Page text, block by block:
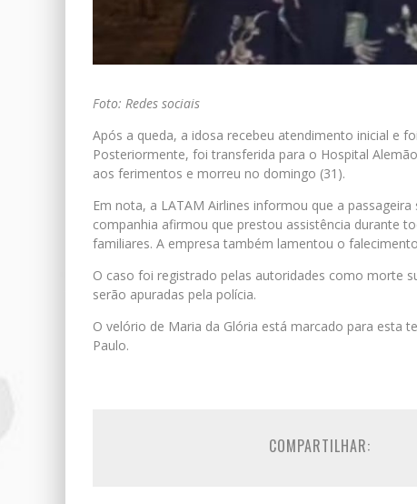
Foto: Redes sociais
Após a queda, a idosa recebeu atendimento inicial e
Posteriormente, foi transferida para o Hospital
aos ferimentos e morreu no domingo (31).
Em nota, a LATAM Airlines informou que a
companhia afirmou que prestou assistência durante
familiares. A empresa também lamentou o
O caso foi registrado pelas autoridades como morte
serão apuradas pela polícia.
O velório de Maria da Glória está marcado para esta
Paulo.
COMPARTILHAR: